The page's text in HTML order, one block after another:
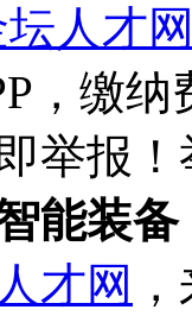
坛人才
，缴
举报
能装
才网